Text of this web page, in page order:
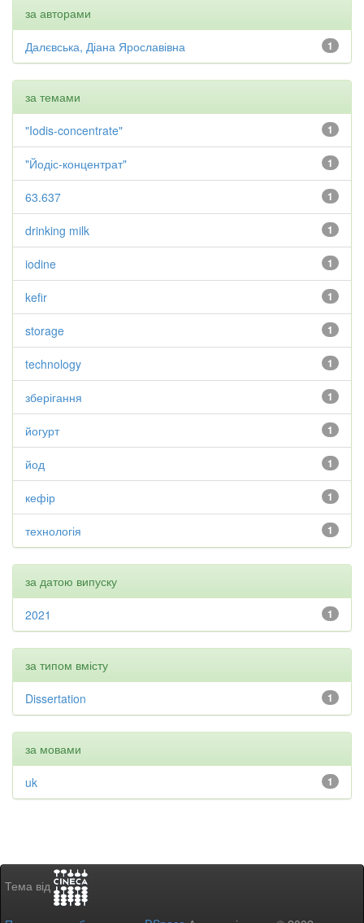
за авторами
1
Далєвська, Діана Ярославівна
за темами
1
"Iodis-concentrate"
1
"Йодіс-концентрат"
1
63.637
1
drinking milk
1
iodine
1
kefir
1
storage
1
technology
1
зберігання
1
йогурт
1
йод
1
кефір
1
технологія
за датою випуску
1
2021
за типом вмісту
1
Dissertation
за мовами
1
uk
Тема від